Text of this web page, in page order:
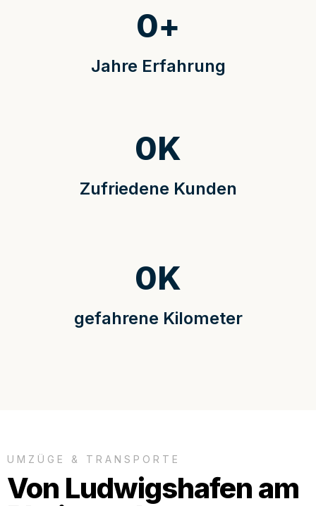
Jahre Erfahrung
0+
Zufriedene Kunden
0K
gefahrene Kilometer
0K
UMZÜGE & TRANSPORTE
Von Ludwigshafen am